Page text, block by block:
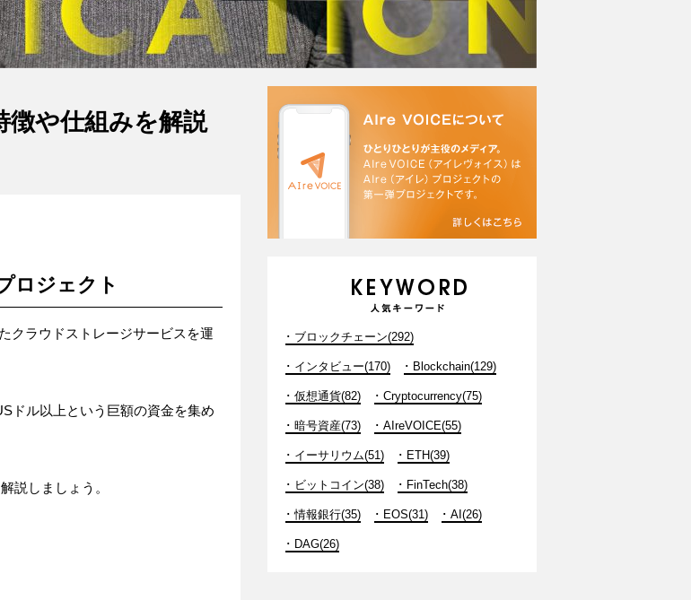
や仕組みを解説
ロジェクト
クラウドストレージサービスを運
ドル以上という巨額の資金を集め
説しましょう。
ブロックチェーン(292)
インタビュー(170) Blockchain(129)
仮想通貨(82) Cryptocurrency(75)
暗号資産(73) AIreVOICE(55)
イーサリウム(51) ETH(39)
ビットコイン(38) FinTech(38)
情報銀行(35) EOS(31) AI(26)
DAG(26)